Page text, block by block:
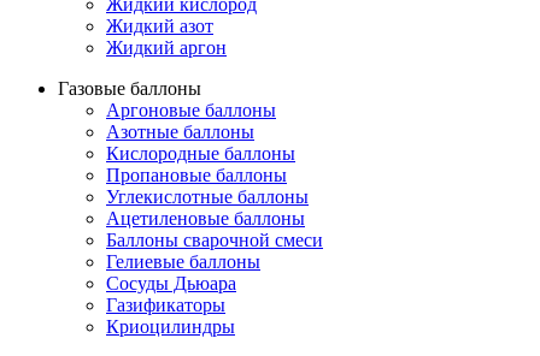
Жидкий кислород
Жидкий азот
Жидкий аргон
Газовые баллоны
Аргоновые баллоны
Азотные баллоны
Кислородные баллоны
Пропановые баллоны
Углекислотные баллоны
Ацетиленовые баллоны
Баллоны сварочной смеси
Гелиевые баллоны
Сосуды Дьюара
Газификаторы
Криоцилиндры